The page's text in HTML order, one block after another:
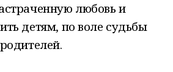
любовь и
детям, по воле судьбы